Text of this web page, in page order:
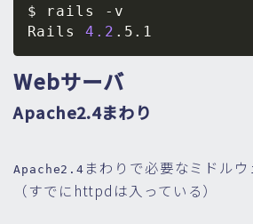
$ rails
-v
Rails 4.2
Webサーバ
Apache2.4まわり
Apache2.4 まわりで必要なミドルウ
（すでにhttpdは入っている）